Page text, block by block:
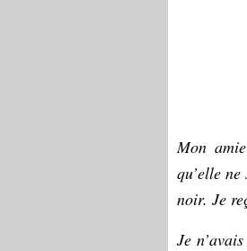
Mon
qu’elle
noir. Je
Je